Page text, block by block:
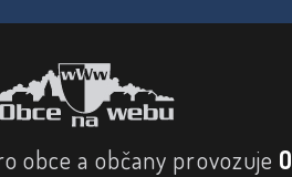
obce a občany provozuje